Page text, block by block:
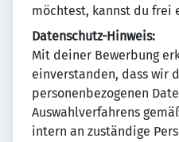
möchtest, kannst du frei
Datenschutz-Hinweis:
Mit deiner Bewerbung
einverstanden, dass wir
personenbezogenen
Auswahlverfahrens
intern an zuständige